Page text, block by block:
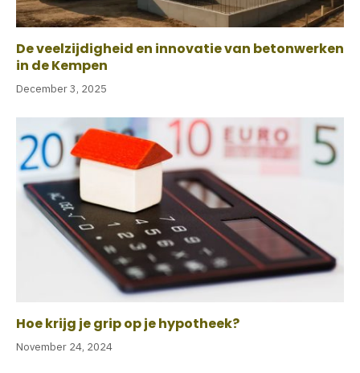
De veelzijdigheid en innovatie van betonwerken
in de Kempen
December 3, 2025
Hoe krijg je grip op je hypotheek?
November 24, 2024